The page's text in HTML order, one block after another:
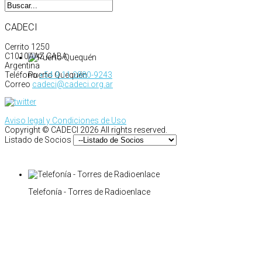
Puerto Quequén
Telefonía - Torres de Radioenlace
CADECI
Cerrito 1250
C1010AAZ CABA
Argentina
Teléfono+54 9 11 2880-9243
Correo cadeci@cadeci.org.ar
Aviso legal y Condiciones de Uso
Copyright © CADECI 2026 All rights reserved.
Listado de Socios